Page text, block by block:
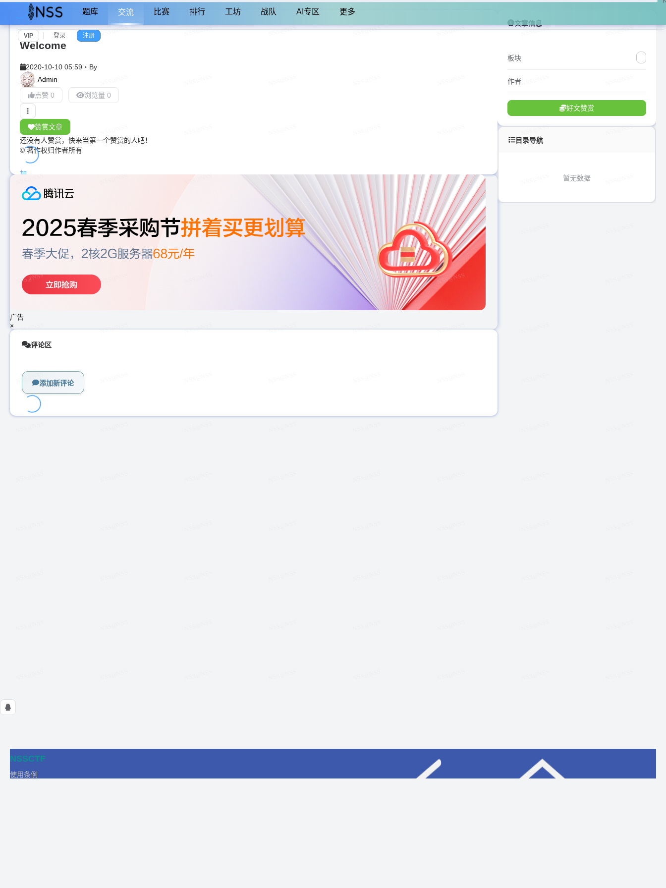
题库 交流 比赛 排行 工坊 战队 AI专区 更多
VIP 登录 注册
Welcome
2020-10-10 05:59 ・ By
Admin
点赞 0
浏览量 0
赞赏文章
还没有人赞赏，快来当第一个赞赏的人吧！
© 著作权归作者所有
加
中...
广告
×
评论区
添加新评论
文章信息
板块
作者
好文赞赏
目录导航
暂无数据
NSSCTF
使用条例